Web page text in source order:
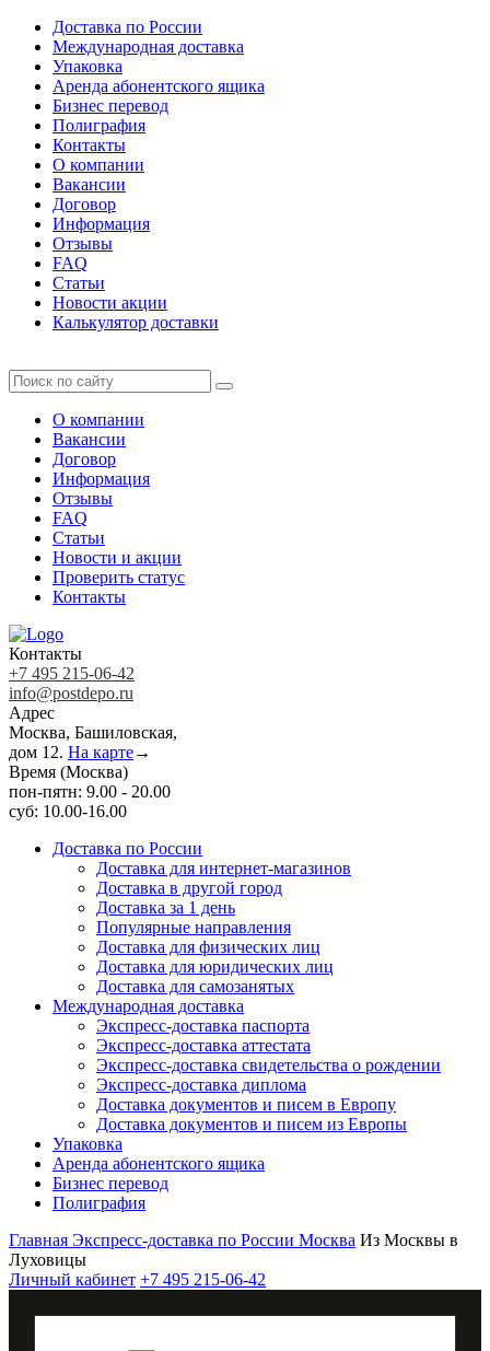
Доставка по России
Международная доставка
Упаковка
Аренда абонентского ящика
Бизнес перевод
Полиграфия
Контакты
О компании
Вакансии
Договор
Информация
Отзывы
FAQ
Статьи
Новости акции
Калькулятор доставки
О компании
Вакансии
Договор
Информация
Отзывы
FAQ
Статьи
Новости и акции
Проверить статус
Контакты
Контакты
+7 495 215-06-42
info@postdepo.ru
Адрес
Москва, Башиловская,
дом 12. На карте→
Время (Москва)
пон-пятн: 9.00 - 20.00
суб: 10.00-16.00
Доставка по России
Доставка для интернет-магазинов
Доставка в другой город
Доставка за 1 день
Популярные направления
Доставка для физических лиц
Доставка для юридических лиц
Доставка для самозанятых
Международная доставка
Экспресс-доставка паспорта
Экспресс-доставка аттестата
Экспресс-доставка свидетельства о рождении
Экспресс-доставка диплома
Доставка документов и писем в Европу
Доставка документов и писем из Европы
Упаковка
Аренда абонентского ящика
Бизнес перевод
Полиграфия
Главная Экспресс-доставка по России Москва Из Москвы в
Луховицы
Личный кабинет +7 495 215-06-42